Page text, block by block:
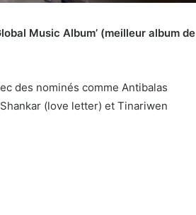
Music Album’ (meilleur album de
des nominés comme Antibalas
(love letter) et Tinariwen